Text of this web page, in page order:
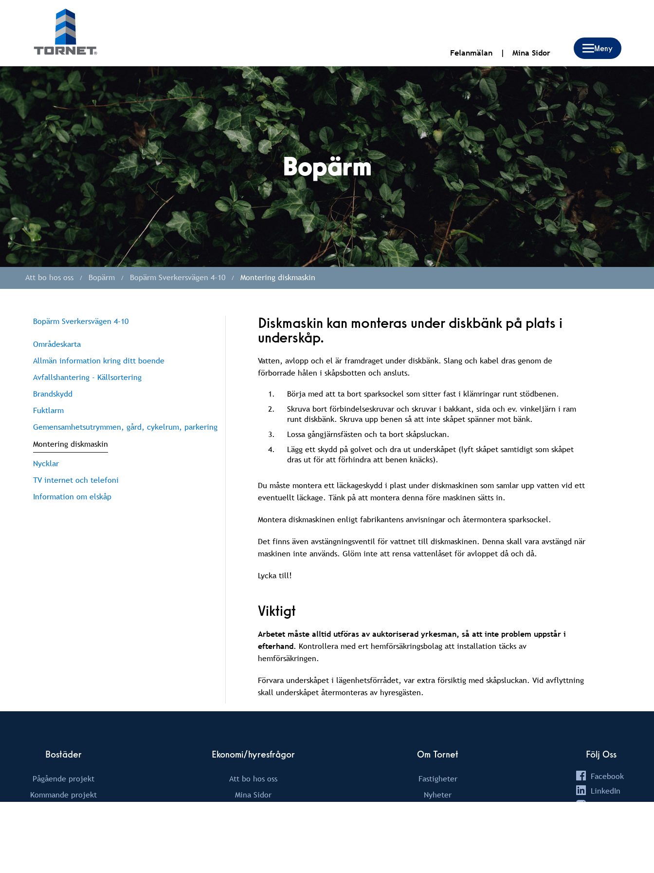
Tornet
Bostadsproduktion
AB
|
Tornet
Felanmälan Mina Sidor
Bopärm
Att bo hos oss Bopärm Bopärm Sverkersvägen 4-10 Montering diskmaskin
Bopärm Sverkersvägen 4-10
Områdeskarta
Allmän information kring ditt boende
Avfallshantering - Källsortering
Brandskydd
Fuktlarm
Gemensamhetsutrymmen, gård, cykelrum, parkering
Montering diskmaskin
Nycklar
TV internet och telefoni
Information om elskåp
Diskmaskin kan monteras under diskbänk på plats i
underskåp.
Vatten, avlopp och el är framdraget under diskbänk. Slang och kabel dras genom de
förborrade hålen i skåpsbotten och ansluts.
Börja med att ta bort sparksockel som sitter fast i klämringar runt stödbenen.
Skruva bort förbindelseskruvar och skruvar i bakkant, sida och ev. vinkeljärn i ram
runt diskbänk. Skruva upp benen så att inte skåpet spänner mot bänk.
Lossa gångjärnsfästen och ta bort skåpsluckan.
Lägg ett skydd på golvet och dra ut underskåpet (lyft skåpet samtidigt som skåpet
dras ut för att förhindra att benen knäcks).
Du måste montera ett läckageskydd i plast under diskmaskinen som samlar upp vatten vid ett
eventuellt läckage. Tänk på att montera denna före maskinen sätts in.
Montera diskmaskinen enligt fabrikantens anvisningar och återmontera sparksockel.
Det finns även avstängningsventil för vattnet till diskmaskinen. Denna skall vara avstängd när
maskinen inte används. Glöm inte att rensa vattenlåset för avloppet då och då.
Lycka till!
Viktigt
Arbetet måste alltid utföras av auktoriserad yrkesman, så att inte problem uppstår i
efterhand. Kontrollera med ert hemförsäkringsbolag att installation täcks av
hemförsäkringen.
Förvara underskåpet i lägenhetsförrådet, var extra försiktig med skåpsluckan. Vid avflyttning
skall underskåpet återmonteras av hyresgästen.
Bostäder
Pågående projekt
Kommande projekt
Ekonomi/hyresfrågor
Att bo hos oss
Mina Sidor
Om Tornet
Fastigheter
Nyheter
Följ Oss
Facebook
LinkedIn